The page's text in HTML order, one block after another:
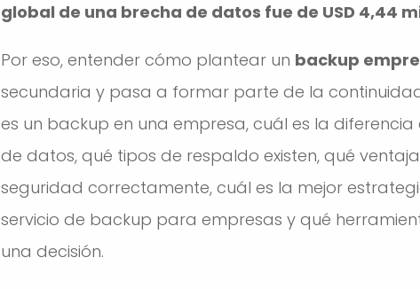
global de una brecha de datos fue de USD 4,44
Por eso, entender cómo plantear un backup
secundaria y pasa a formar parte de la
es un backup en una empresa, cuál es la
de datos, qué tipos de respaldo existen, qué
seguridad correctamente, cuál es la mejor
servicio de backup para empresas y qué
una decisión.